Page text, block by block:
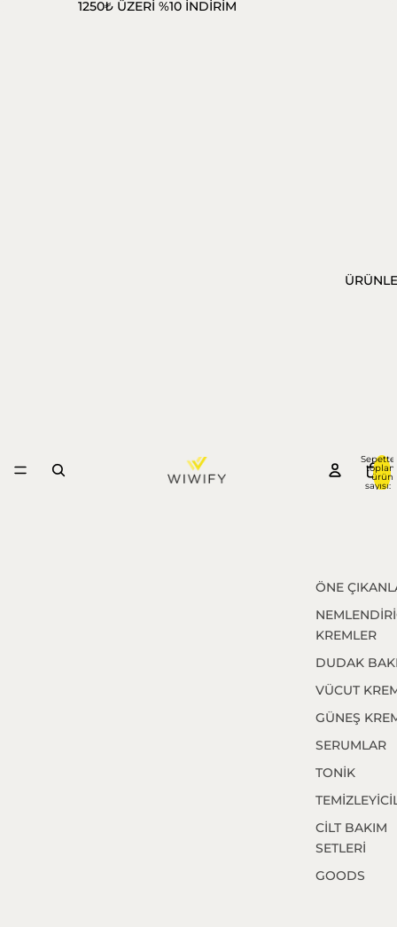
1250₺ ÜZERİ %10 İNDİRİM
ÖNE
KREMLER
DUDAK
VÜCUT
GÜNEŞ
SERUMLAR
TONİK
CİLT BAKIM
SETLERİ
GOODS
ürün
sayısı: